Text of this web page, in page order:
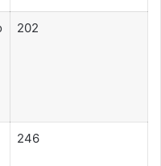
202
246